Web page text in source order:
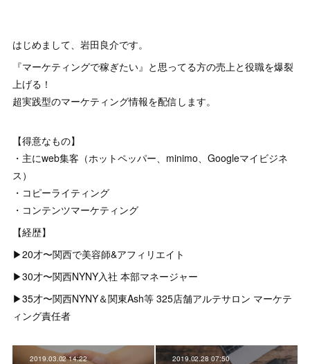
はじめまして、岩田良介です。
『マーケティングで稼ぎたい』と思ってる方の売上と役職を爆裂
上げる！
超実践型のマーケティング情報を配信します。
【得意なもの】
・主にweb集客（ホットペッパー、minimo、Googleマイビジネ
ス）
・コピーライティング
・コンテンツマーケティング
【経歴】
▶︎20才〜関西で美容師&アフィリエイト
▶︎30才〜関西NYNY入社 本部マネージャー
▶︎35才〜関西NYNY＆関東Ash等 325店舗アルテサロン マーケテ
ィング責任者
2019.03.02 14:22 2019.02.28 07:50